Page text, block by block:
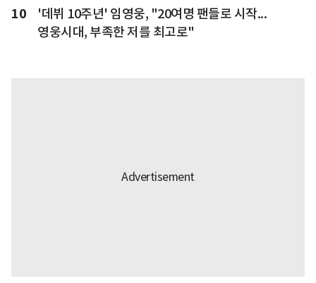
10
'데뷔 10주년' 임영웅, "20여명 팬들로 시작...
영웅시대, 부족한 저를 최고로"